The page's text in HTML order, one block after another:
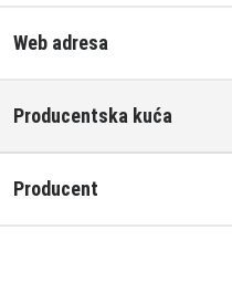
Web adresa
Producentska kuća
Producent